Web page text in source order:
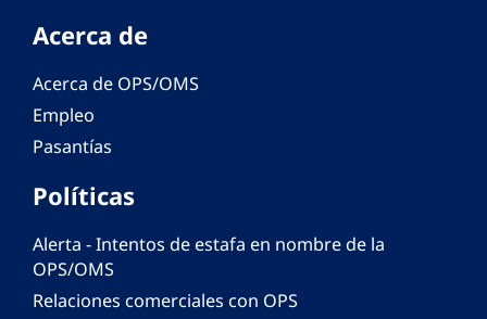
Acerca de
Acerca de OPS/OMS
Empleo
Pasantías
Políticas
Alerta - Intentos de estafa en nombre de la
OPS/OMS
Relaciones comerciales con OPS